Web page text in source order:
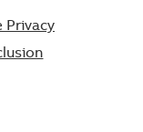
Privacy